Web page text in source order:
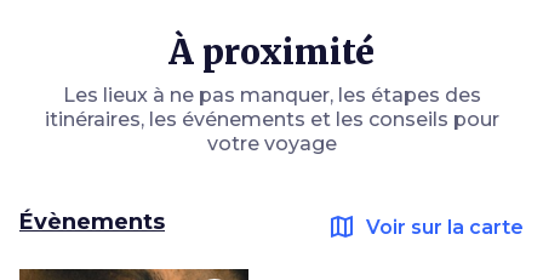
À proximité
Les lieux à ne pas manquer, les étapes des
itinéraires, les événements et les conseils pour
votre voyage
Évènements map Voir sur la carte